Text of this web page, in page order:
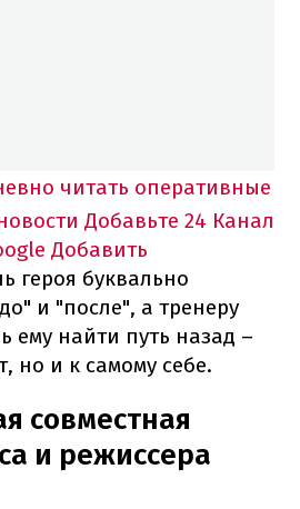
читать оперативные
Добавьте 24 Канал
Добавить
героя буквально
и "после", а тренеру
ему найти путь назад –
но и к самому себе.
совместная
и режиссера